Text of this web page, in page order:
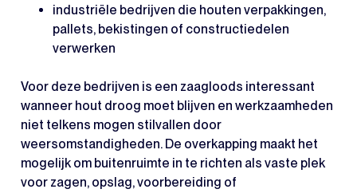
industriële bedrijven die houten verpakkingen,
pallets, bekistingen of constructiedelen
verwerken
Voor deze bedrijven is een zaagloods interessant
wanneer hout droog moet blijven en werkzaamheden
niet telkens mogen stilvallen door
weersomstandigheden. De overkapping maakt het
mogelijk om buitenruimte in te richten als vaste plek
voor zagen, opslag, voorbereiding of